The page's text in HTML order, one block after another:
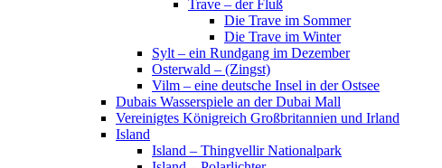
Trave – der Fluß
Die Trave im Sommer
Die Trave im Winter
Sylt – ein Rundgang im Dezember
Osterwald – (Zingst)
Vilm – eine deutsche Insel in der Ostsee
Dubais Wasserspiele an der Dubai Mall
Vereinigtes Königreich Großbritannien und Irland
Island
Island – Thingvellir Nationalpark